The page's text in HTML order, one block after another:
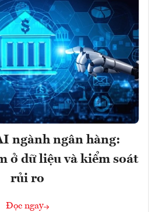
ngành ngân hàng:
ở dữ liệu và kiểm soát
rủi ro
Đọc ngay